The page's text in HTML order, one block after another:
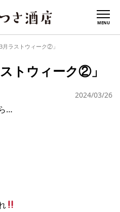
MENU
月ラストウィーク②」
トウィーク②」
2024/03/26
…